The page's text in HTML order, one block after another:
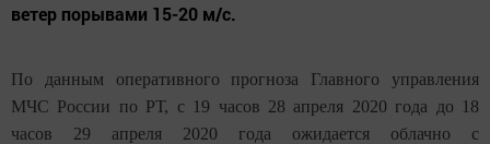
ветер порывами 15-20 м/с.
По данным оперативного прогноза Главного управления
МЧС России по РТ, с 19 часов 28 апреля 2020 года до 18
часов 29 апреля 2020 года ожидается облачно с